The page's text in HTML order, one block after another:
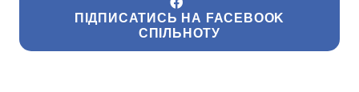
ПІДПИСАТИСЬ НА FACEBOOK
СПІЛЬНОТУ